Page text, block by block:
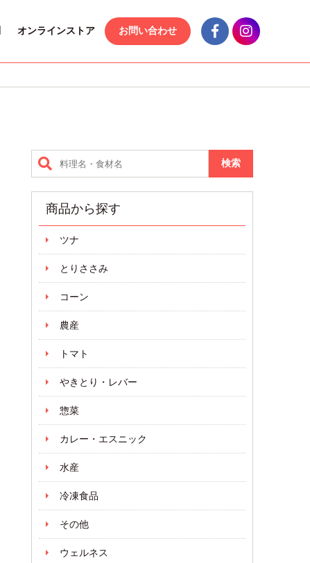
オンラインストア お問い合わせ
商品から探す
ツナ
とりささみ
コーン
農産
トマト
やきとり・レバー
惣菜
カレー・エスニック
水産
冷凍食品
その他
ウェルネス